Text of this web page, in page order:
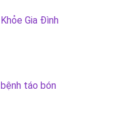
Gia Đình
táo bón